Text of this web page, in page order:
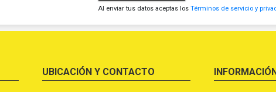
Al enviar tus datos aceptas losTérminos de servicio y
UBICACIÓN Y CONTACTO